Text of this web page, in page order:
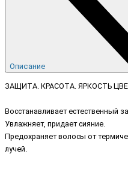
Описание
ЗАЩИТА. КРАСОТА. ЯРКОСТЬ
Восстанавливает естественный
Увлажняет, придает сияние.
Предохраняет волосы от
лучей.